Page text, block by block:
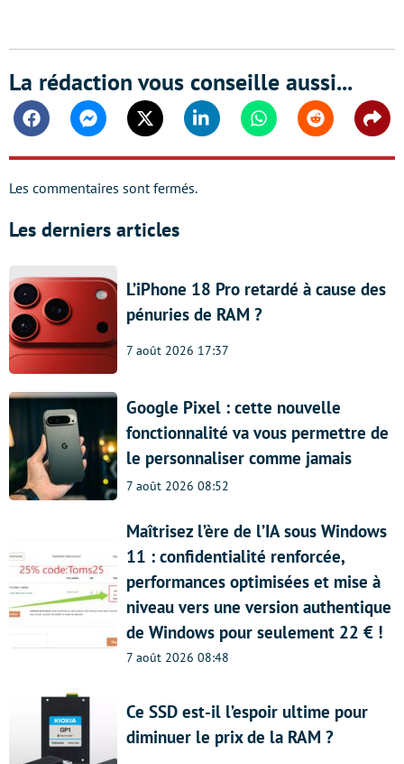
La rédaction vous conseille aussi...
FacebookMessengerTwitter Linkedin WhatsappReddit
Les commentaires sont fermés.
Les derniers articles
L’iPhone 18 Pro retardé à cause des
pénuries de RAM ?
7 août 2026 17:37
Google Pixel : cette nouvelle
fonctionnalité va vous permettre de
le personnaliser comme jamais
7 août 2026 08:52
Maîtrisez l’ère de l’IA sous Windows
11 : confidentialité renforcée,
performances optimisées et mise à
niveau vers une version authentique
de Windows pour seulement 22 € !
7 août 2026 08:48
Ce SSD est-il l’espoir ultime pour
diminuer le prix de la RAM ?